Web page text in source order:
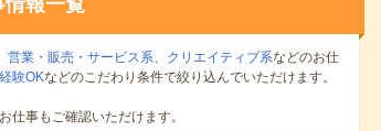
報一覧
営業・販売・サービス系、 クリエイティブ系などのお仕
験OKなどのこだわり条件で絞り込んでいただけます。
仕事もご確認いただけます。